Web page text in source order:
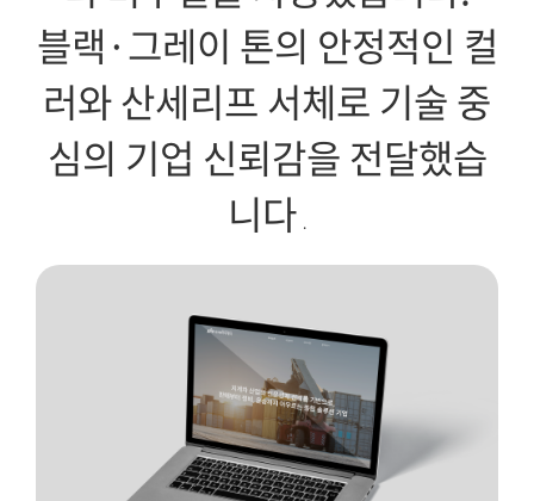
블랙·그레이 톤의 안정적인 컬
러와 산세리프 서체로 기술 중
심의 기업 신뢰감을 전달했습
니다 .